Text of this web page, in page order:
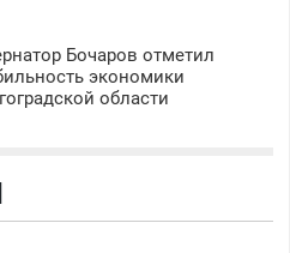
На службе городу
Парк Героев-летчиков
Бочаров отметил
экономики
области